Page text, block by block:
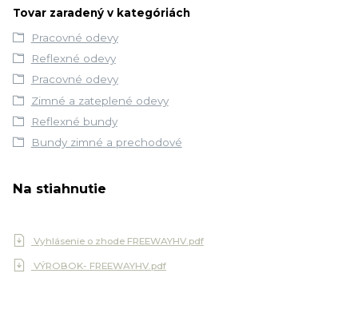
Tovar zaradený v kategóriách
Pracovné odevy
Reflexné odevy
Pracovné odevy
Zimné a zateplené odevy
Reflexné bundy
Bundy zimné a prechodové
Na stiahnutie
Vyhlásenie o zhode FREEWAYHV.pdf
VÝROBOK- FREEWAYHV.pdf